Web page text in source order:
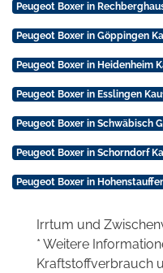
Peugeot Boxer in
Peugeot Boxer in Göppingen
Peugeot Boxer in Heidenheim
Peugeot Boxer in Esslingen
Peugeot Boxer in Schwäbisch
Peugeot Boxer in Schorndorf
Peugeot Boxer in
Irrtum und
* Weitere
Kraftstoffverbrauch